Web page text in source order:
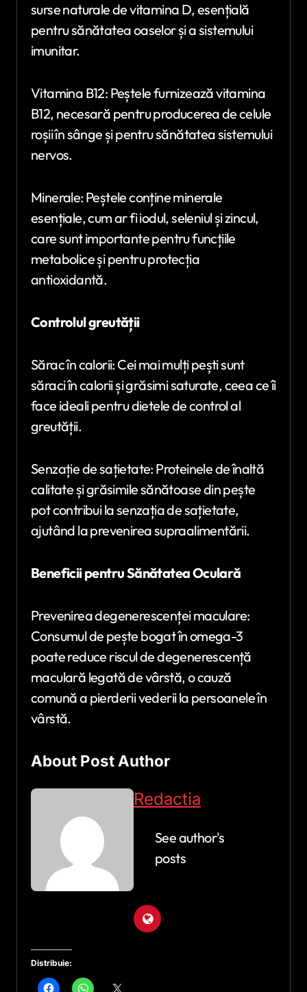
surse naturale de vitamina D, esențială
pentru sănătatea oaselor și a sistemului
imunitar.
Vitamina B12: Peștele furnizează vitamina
B12, necesară pentru producerea de celule
roșii în sânge și pentru sănătatea sistemului
nervos.
Minerale: Peștele conține minerale
esențiale, cum ar fi iodul, seleniul și zincul,
care sunt importante pentru funcțiile
metabolice și pentru protecția
antioxidantă.
Controlul greutății
Sărac în calorii: Cei mai mulți pești sunt
săraci în calorii și grăsimi saturate, ceea ce îi
face ideali pentru dietele de control al
greutății.
Senzație de sațietate: Proteinele de înaltă
calitate și grăsimile sănătoase din pește
pot contribui la senzația de sațietate,
ajutând la prevenirea supraalimentării.
Beneficii pentru Sănătatea Oculară
Prevenirea degenerescenței maculare:
Consumul de pește bogat în omega-3
poate reduce riscul de degenerescență
maculară legată de vârstă, o cauză
comună a pierderii vederii la persoanele în
vârstă.
About Post Author
Redactia
See author's
posts
Distribuie: